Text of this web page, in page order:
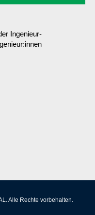
Ingenieur-
Alle Rechte vorbehalten.